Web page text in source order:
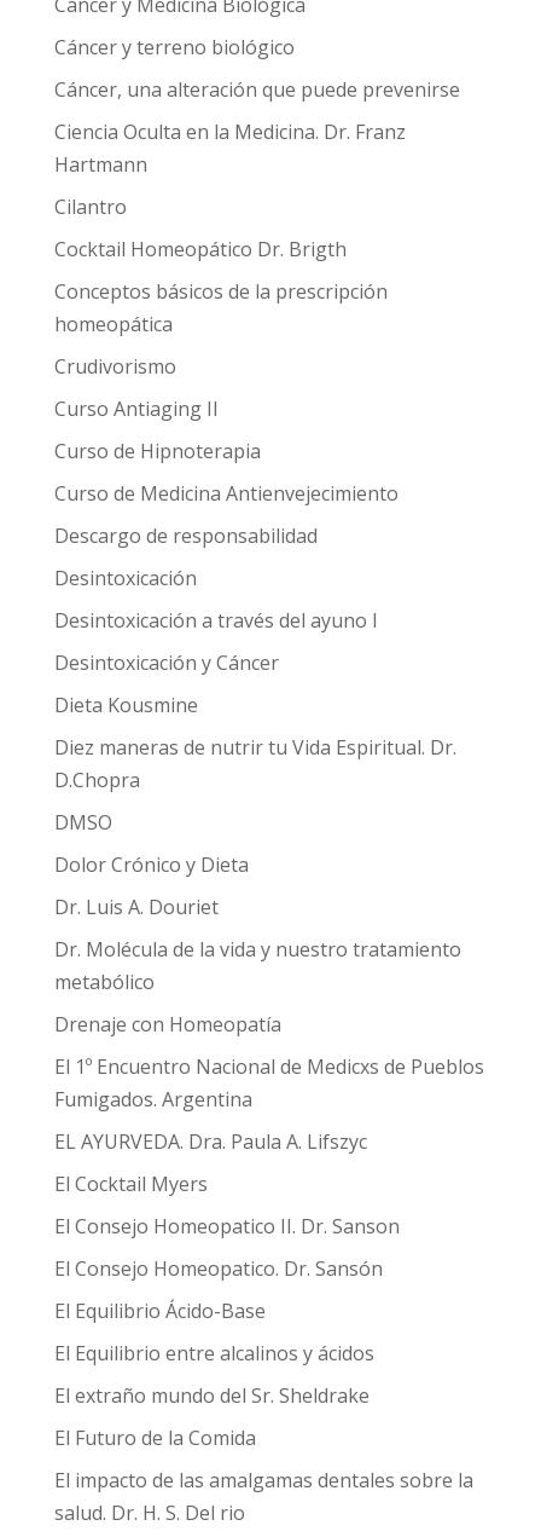
Cáncer y terreno biológico
Cáncer, una alteración que puede prevenirse
Ciencia Oculta en la Medicina. Dr. Franz
Hartmann
Cilantro
Cocktail Homeopático Dr. Brigth
Conceptos básicos de la prescripción
homeopática
Crudivorismo
Curso Antiaging II
Curso de Hipnoterapia
Curso de Medicina Antienvejecimiento
Descargo de responsabilidad
Desintoxicación
Desintoxicación a través del ayuno I
Desintoxicación y Cáncer
Dieta Kousmine
Diez maneras de nutrir tu Vida Espiritual. Dr.
D.Chopra
DMSO
Dolor Crónico y Dieta
Dr. Luis A. Douriet
Dr. Molécula de la vida y nuestro tratamiento
metabólico
Drenaje con Homeopatía
El 1º Encuentro Nacional de Medicxs de Pueblos
Fumigados. Argentina
EL AYURVEDA. Dra. Paula A. Lifszyc
El Cocktail Myers
El Consejo Homeopatico II. Dr. Sanson
El Consejo Homeopatico. Dr. Sansón
El Equilibrio Ácido-Base
El Equilibrio entre alcalinos y ácidos
El extraño mundo del Sr. Sheldrake
El Futuro de la Comida
El impacto de las amalgamas dentales sobre la
salud. Dr. H. S. Del rio